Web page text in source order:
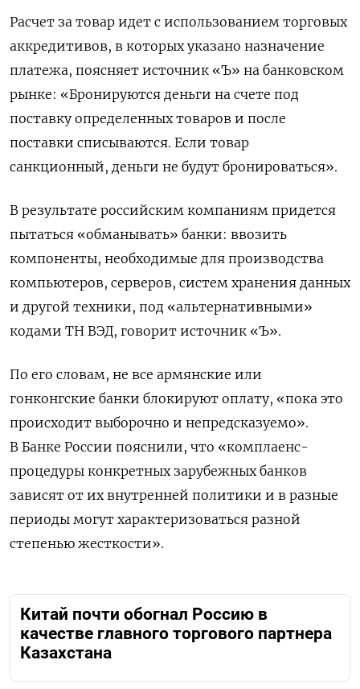
Расчет за товар идет с использованием торговых
аккредитивов, в которых указано назначение
платежа, поясняет источник «Ъ» на банковском
рынке: «Бронируются деньги на счете под
поставку определенных товаров и после
поставки списываются. Если товар
санкционный, деньги не будут бронироваться».
В результате российским компаниям придется
пытаться «обманывать» банки: ввозить
компоненты, необходимые для производства
компьютеров, серверов, систем хранения данных
и другой техники, под «альтернативными»
кодами ТН ВЭД, говорит источник «Ъ».
По его словам, не все армянские или
гонконгские банки блокируют оплату, «пока это
происходит выборочно и непредсказуемо».
В Банке России пояснили, что «комплаенс-
процедуры конкретных зарубежных банков
зависят от их внутренней политики и в разные
периоды могут характеризоваться разной
степенью жесткости».
Китай почти обогнал Россию в
качестве главного торгового партнера
Казахстана